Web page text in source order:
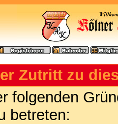
Zutritt zu
folgenden
betreten: